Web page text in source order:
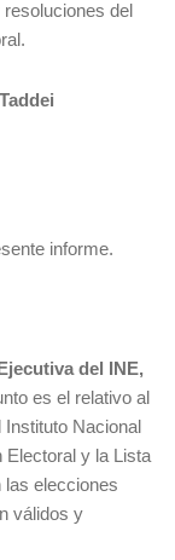
del
informe.
del INE,
es el relativo al
Nacional
Electoral y la Lista
las elecciones
válidos y